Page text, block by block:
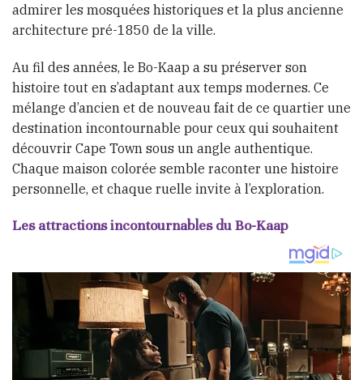
admirer les mosquées historiques et la plus ancienne
architecture pré-1850 de la ville.
Au fil des années, le Bo-Kaap a su préserver son
histoire tout en s’adaptant aux temps modernes. Ce
mélange d’ancien et de nouveau fait de ce quartier une
destination incontournable pour ceux qui souhaitent
découvrir Cape Town sous un angle authentique.
Chaque maison colorée semble raconter une histoire
personnelle, et chaque ruelle invite à l’exploration.
Les attractions incontournables du Bo-Kaap